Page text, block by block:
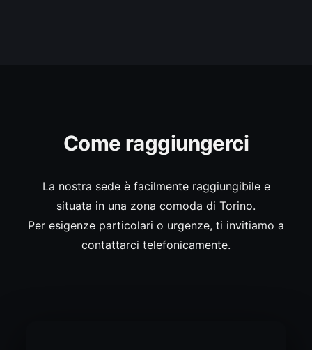
Come raggiungerci
La nostra sede è facilmente raggiungibile e
situata in una zona comoda di Torino.
Per esigenze particolari o urgenze, ti invitiamo a
contattarci telefonicamente.